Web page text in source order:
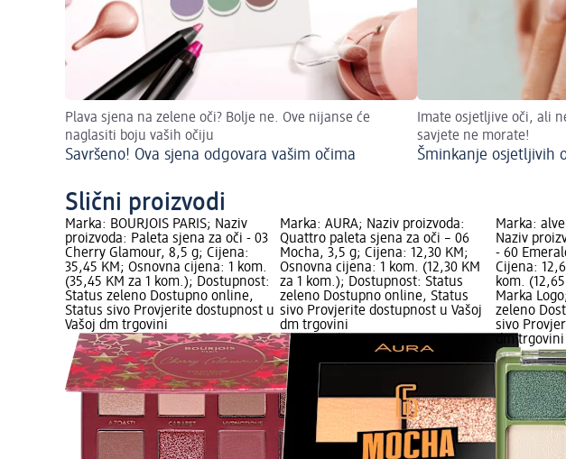
Plava sjena na zelene oči? Bolje ne. Ove nijanse će
naglasiti boju vaših očiju
Savršeno! Ova sjena odgovara vašim očima
Imate osjetljive oči, ali
savjete ne morate!
Šminkanje osjetljivih
Slični proizvodi
Marka: BOURJOIS PARIS; Naziv
proizvoda: Paleta sjena za oči - 03
Cherry Glamour, 8,5 g; Cijena:
35,45 KM; Osnovna cijena: 1 kom.
(35,45 KM za 1 kom.); Dostupnost:
Status zeleno Dostupno online,
Status sivo Provjerite dostupnost u
Vašoj dm trgovini
Marka: AURA; Naziv proizvoda:
Quattro paleta sjena za oči – 06
Mocha, 3,5 g; Cijena: 12,30 KM;
Osnovna cijena: 1 kom. (12,30 KM
za 1 kom.); Dostupnost: Status
zeleno Dostupno online, Status
sivo Provjerite dostupnost u Vašoj
dm trgovini
Marka:
Naziv
- 60
Cijena:
kom.
Marka
zeleno
sivo
dm trgovini